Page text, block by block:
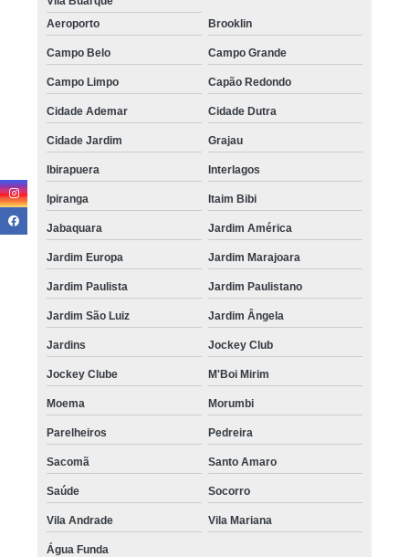
Aeroporto
Brooklin
Campo Belo Campo Grande
Campo Limpo Capão Redondo
Cidade Ademar Cidade Dutra
Cidade Jardim Grajau
Ibirapuera Interlagos
Ipiranga Itaim Bibi
Jabaquara Jardim América
Jardim Europa Jardim Marajoara
Jardim Paulista Jardim Paulistano
Jardim São Luiz Jardim Ângela
Jardins Jockey Club
Jockey Clube M'Boi Mirim
Moema Morumbi
Parelheiros Pedreira
Sacomã Santo Amaro
Saúde Socorro
Vila Andrade Vila Mariana
Água Funda